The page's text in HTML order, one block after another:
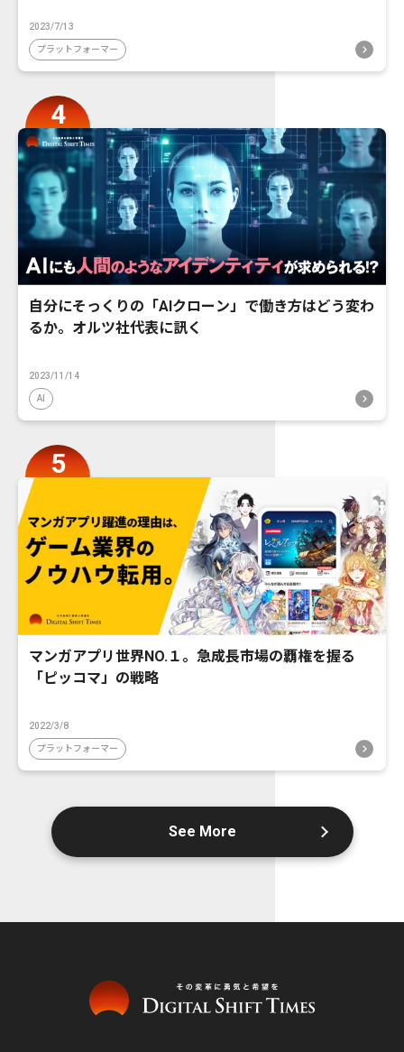
2023/7/13
プラットフォーマー
自分にそっくりの「AIクローン」で働き方はどう変わ
るか。オルツ社代表に訊く
2023/11/14
AI
マンガアプリ世界NO.１。急成長市場の覇権を握る
「ピッコマ」の戦略
2022/3/8
プラットフォーマー
See More